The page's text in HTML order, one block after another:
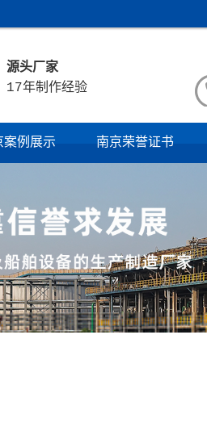
源头厂家
17年制作经验
案例展示 南京荣誉证书